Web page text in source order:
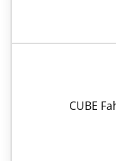
CUBE